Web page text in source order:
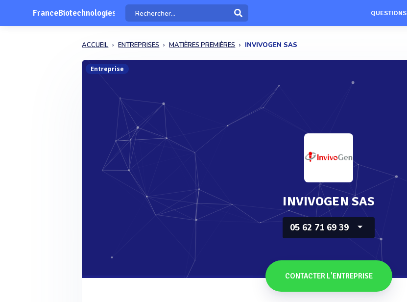
FranceBiotechnologies QUESTIONS
ACCUEIL ENTREPRISES MATIÈRES PREMIÈRES INVIVOGEN SAS
Entreprise
INVIVOGEN SAS
05 62 71 69 39
CONTACTER L'ENTREPRISE